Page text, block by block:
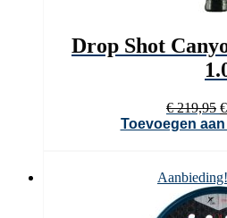
Drop Shot
€219,95 €
Toevoegen
Aanbieding!